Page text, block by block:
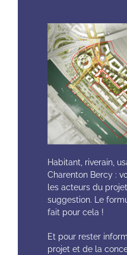
Habitant, riverain,
Charenton Bercy :
les acteurs du
suggestion. Le
fait pour cela !
Et pour rester
projet et de la